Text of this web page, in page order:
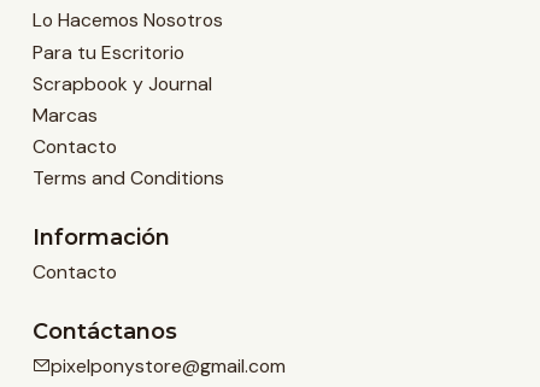
Lo Hacemos Nosotros
Para tu Escritorio
Scrapbook y Journal
Marcas
Contacto
Terms and Conditions
Información
Contacto
Contáctanos
pixelponystore@gmail.com